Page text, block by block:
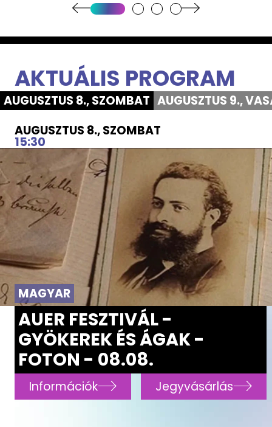
1.
2.
3.
4.
AKTUÁLIS PROGRAM
AUGUSZTUS 8., SZOMBAT AUGUSZTUS 9.,
AUGUSZTUS 8., SZOMBAT
15:30
MAGYAR
AUER FESZTIVÁL -
GYÖKEREK ÉS ÁGAK -
FOTON - 08.08.
Információk Jegyvásárlás